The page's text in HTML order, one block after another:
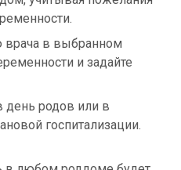
врача в выбранном
и задайте
день родов или в
госпитализации.